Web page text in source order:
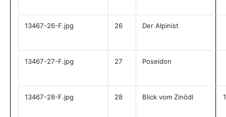
13467-26-F.jpg 26 Der Alpinist
13467-27-F.jpg 27 Poseidon
13467-28-F.jpg 28 Blick vom Zinödl